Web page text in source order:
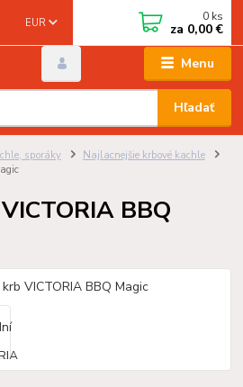
Menu
EUR
Hľadať
0 ks
za 0,00 €
sporáky
Najlacnejšie krbové kachle
BBQ